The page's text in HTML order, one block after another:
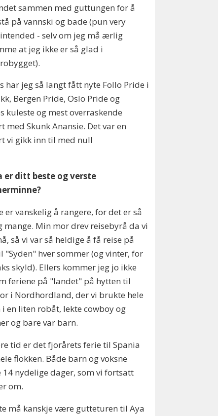
sammen med guttungen for å
på vannski og bade (pun very
- selv om jeg må ærlig
at jeg ikke er så glad i
har jeg så langt fått nyte Follo Pride i
Bergen Pride, Oslo Pride og
kuleste og mest overraskende
med Skunk Anansie. Det var en
vi gikk inn til med null
er ditt beste og verste
er vanskelig å rangere, for det er så
mange. Min mor drev reisebyrå da vi
så vi var så heldige å få reise på
"Syden" hver sommer (og vinter, for
skyld). Ellers kommer jeg jo ikke
feriene på "landet" på hytten til
i Nordhordland, der vi brukte hele
i en liten robåt, lekte cowboy og
og bare var barn.
tid er det fjorårets ferie til Spania
flokken. Både barn og voksne
14 nydelige dager, som vi fortsatt
om.
må kanskje være gutteturen til Aya